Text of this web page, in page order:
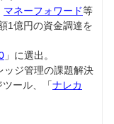
マネーフォワード等
1億円の資金調達を
」に選出。
ッジ管理の課題解決
ール、「ナレカ